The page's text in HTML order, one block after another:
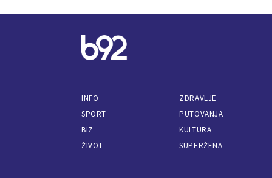
INFO
SPORT
BIZ
ŽIVOT
ZDRAVLJE
PUTOVANJA
KULTURA
SUPERŽENA